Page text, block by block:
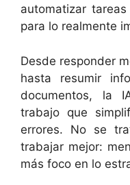
automatizar
para lo realmente
Desde responder
hasta resumir
documentos, la
trabajo que
errores. No se
trabajar mejor:
más foco en lo